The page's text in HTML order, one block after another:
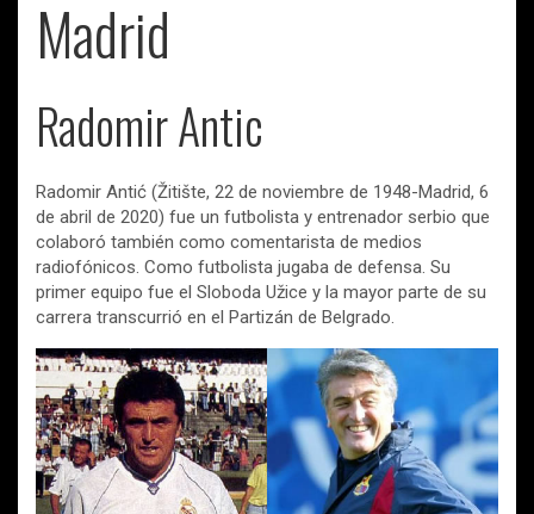
Madrid
Radomir Antic
Radomir Antić (Žitište, 22 de noviembre de 1948-Madrid, 6
de abril de 2020) fue un futbolista y entrenador serbio que
colaboró también como comentarista de medios
radiofónicos. Como futbolista jugaba de defensa. Su
primer equipo fue el Sloboda Užice y la mayor parte de su
carrera transcurrió en el Partizán de Belgrado.